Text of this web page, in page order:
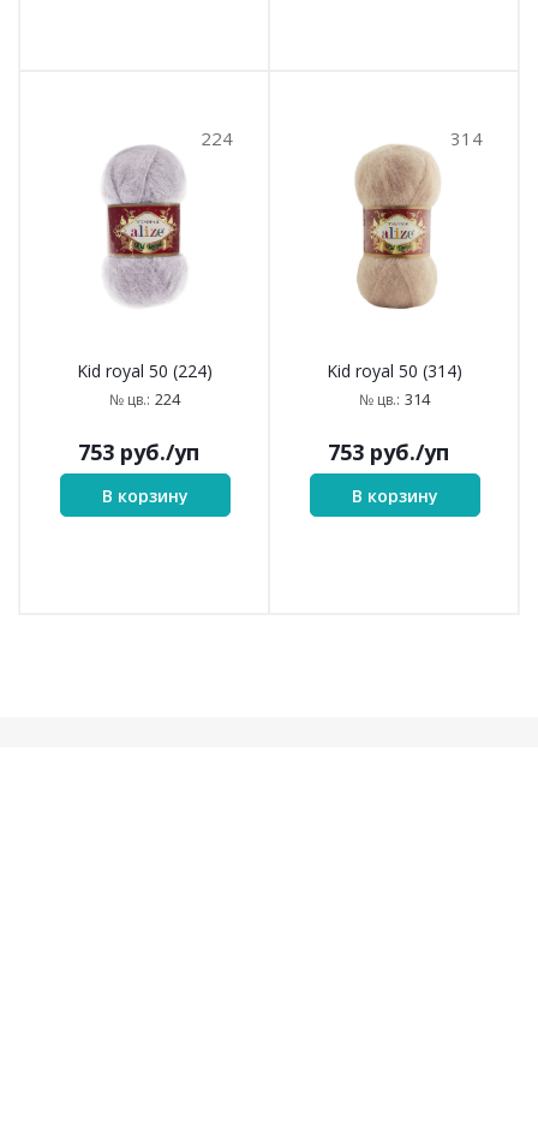
224
Kid royal 50 (224)
№ цв.: 224
753 руб./уп
В корзину
314
Kid royal 50 (314)
№ цв.: 314
753 руб./уп
В корзину